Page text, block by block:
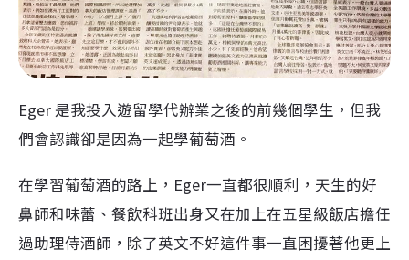
Eger 是我投入遊留學代辦業之後的前幾個學生，但我
們會認識卻是因為一起學葡萄酒。
在學習葡萄酒的路上，Eger一直都很順利，天生的好
鼻師和味蕾、餐飲科班出身又在加上在五星級飯店擔任
過助理侍酒師，除了英文不好這件事一直困擾著他更上